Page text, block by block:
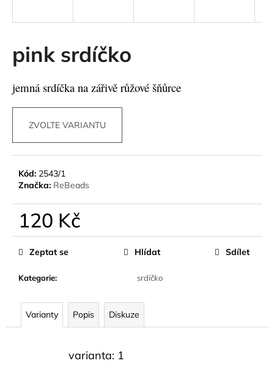
pink srdíčko
jemná srdíčka na zářivě růžové šňůrce
ZVOLTE VARIANTU
Kód: 2543/1
Značka: ReBeads
120 Kč
Měrná
Kategorie: srdíčko
Zeptat se Hlídat Sdílet
Varianty Popis Diskuze
varianta: 1
í
t
HLEDAT
o
o
m